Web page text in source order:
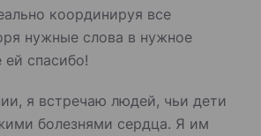
координируя все
нужные слова в нужное
спасибо!
я встречаю людей, чьи дети
болезнями сердца. Я им